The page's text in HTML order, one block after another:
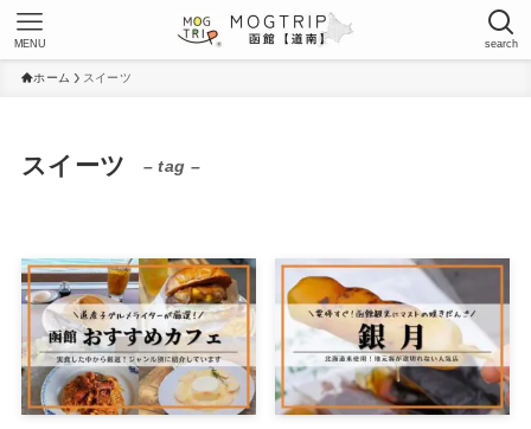
search
MENU
ホーム スイーツ
スイーツ – tag –